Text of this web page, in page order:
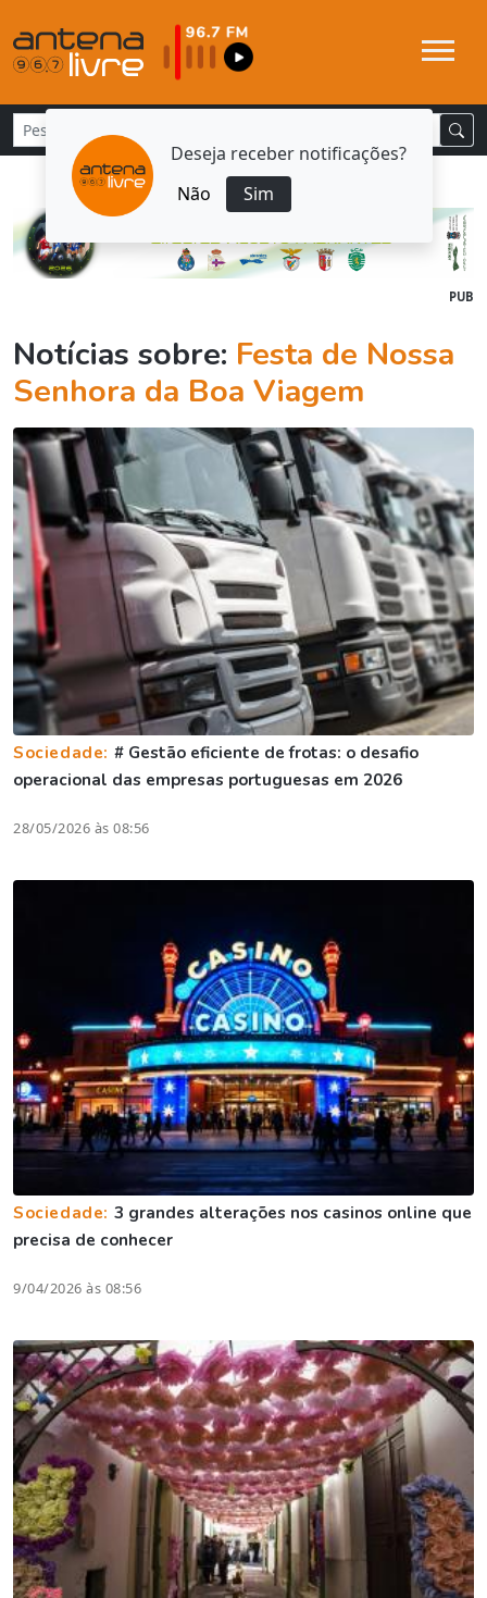
Deseja receber notificações?
Não
Sim
PUB
Notícias sobre: Festa de Nossa
Senhora da Boa Viagem
Sociedade: # Gestão eficiente de frotas: o desafio
operacional das empresas portuguesas em 2026
28/05/2026 às 08:56
Sociedade: 3 grandes alterações nos casinos online que
precisa de conhecer
9/04/2026 às 08:56